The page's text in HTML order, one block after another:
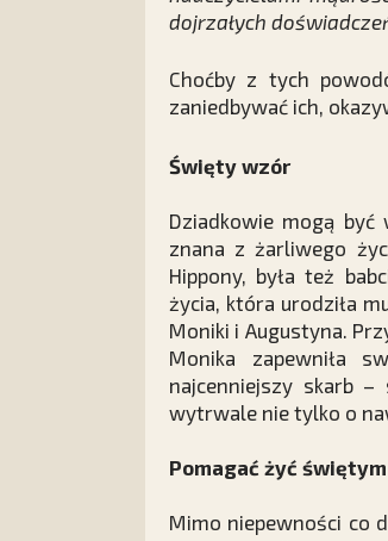
dojrzałych
Choćby z tych
zaniedbywać ich,
Święty wzór
Dziadkowie mogą być
znana z żarliwego
Hippony, była też
życia, która urodziła
Moniki i Augustyna.
Monika zapewniła
najcenniejszy skarb
wytrwale nie tylko o
Pomagać żyć
Mimo niepewności co